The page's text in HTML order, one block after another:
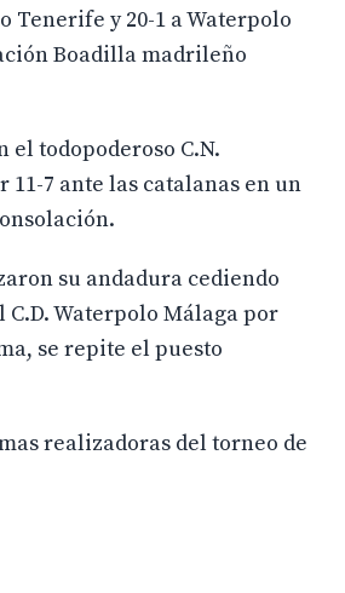
Tenerife y 20-1 a Waterpolo
Boadilla madrileño
el todopoderoso C.N.
11-7 ante las catalanas en un
su andadura cediendo
Waterpolo Málaga por
se repite el puesto
realizadoras del torneo de